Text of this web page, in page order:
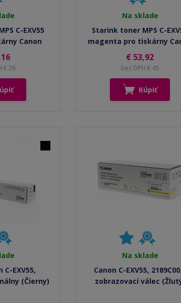
C-EXV55
Canon
€ 26
Na sklade
Starink toner MPS C-
magenta pro tiskárny
€ 53,92
bez DPH € 45
Kúpiť
C-EXV55,
(Čierny)
Na sklade
Canon C-EXV55,
zobrazovací válec